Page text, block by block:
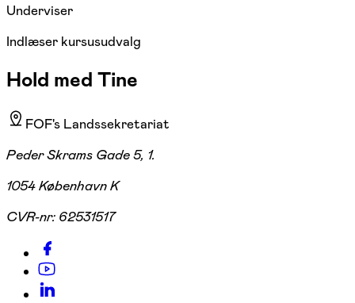
Underviser
Indlæser kursusudvalg
Hold med Tine
FOF's Landssekretariat
Peder Skrams Gade 5, 1.
1054 København K
CVR-nr: 62531517